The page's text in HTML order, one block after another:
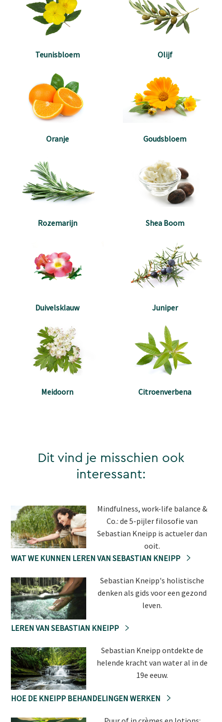
Teunisbloem Olijf
Oranje Goudsbloem
Rozemarijn Shea Boom
Duivelsklauw Juniper
Meidoorn Citroenverbena
Dit vind je misschien ook
interessant:
Mindfulness, work-life balance &
Co.: de 5-pijler filosofie van
Sebastian Kneipp is actueler dan
ooit.
WAT WE KUNNEN LEREN VAN SEBASTIAN KNEIPP
Sebastian Kneipp's holistische
denken als gids voor een gezond
leven.
LEREN VAN SEBASTIAN KNEIPP
Sebastian Kneipp ontdekte de
helende kracht van water al in de
19e eeuw.
HOE DE KNEIPP BEHANDELINGEN WERKEN